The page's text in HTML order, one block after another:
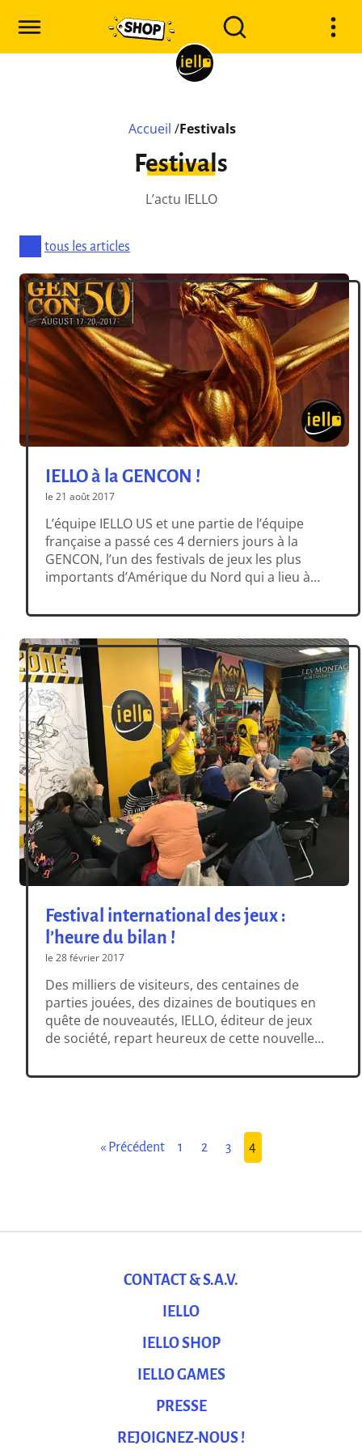
Accueil /Festivals
Festivals
L’actu IELLO
tous les articles
IELLO à la GENCON !
le 21 août 2017
L’équipe IELLO US et une partie de l’équipe
française a passé ces 4 derniers jours à la
GENCON, l’un des festivals de jeux les plus
importants d’Amérique du Nord qui a lieu à
majeures : Bunny Kingdom et Mountains of
sur le Stand IELLO […]
Festival international des jeux :
l’heure du bilan !
le 28 février 2017
Des milliers de visiteurs, des centaines de
parties jouées, des dizaines de boutiques en
quête de nouveautés, IELLO, éditeur de jeux
de société, repart heureux de cette nouvelle
Cannes. Pendant quatre jours à Cannes, le
« Précédent 1 2 3 4
CONTACT & S.A.V.
IELLO
IELLO SHOP
IELLO GAMES
PRESSE
REJOIGNEZ-NOUS !